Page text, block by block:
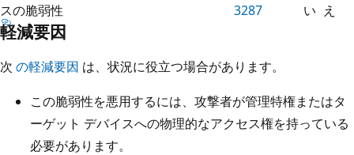
スの脆弱性
3287
い え
軽減要因
次 の軽減要因 は、状況に役立つ場合があります。
この脆弱性を悪用するには、攻撃者が管理特権またはタ
ーゲット デバイスへの物理的なアクセス権を持っている
必要があります。